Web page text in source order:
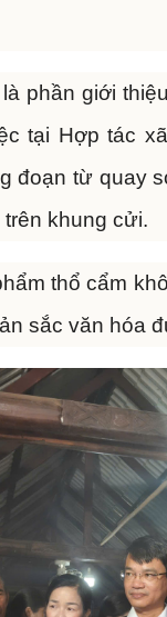
phần giới
tại Hợp tác
đoạn từ quay
khung cửi.
thổ cẩm
sắc văn hóa